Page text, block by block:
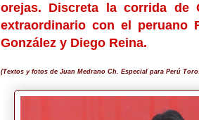
orejas. Discreta la corrida de
extraordinario con el peruano
González y Diego Reina.
(Textos y fotos de Juan Medrano Ch. Especial para Perú